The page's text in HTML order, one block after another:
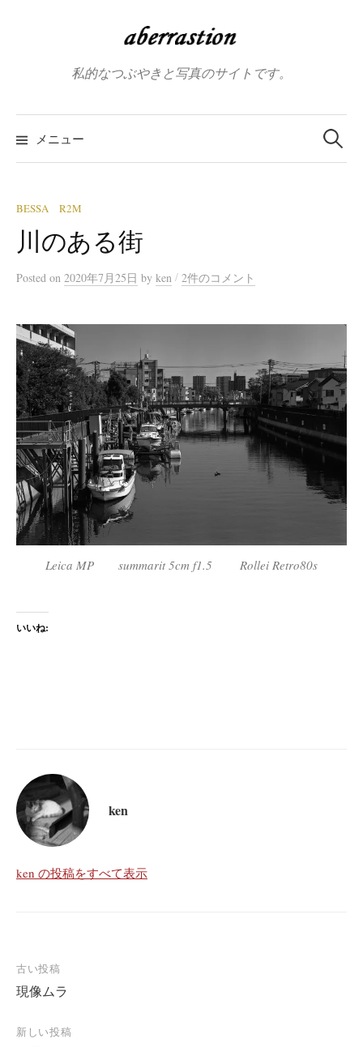
へ
ス
キ
プ
私的なつぶやきと写真のサイトです。
メニュー
検
索:
BESSA R2M
川のある街
Posted on 2020年7月25日 by ken / 2件のコメント
Leica MP summarit 5cm f1.5 Rollei Retro80s
いいね:
ken
ken の投稿をすべて表示
投
稿
ナ
古い投稿
現像ムラ
新しい投稿